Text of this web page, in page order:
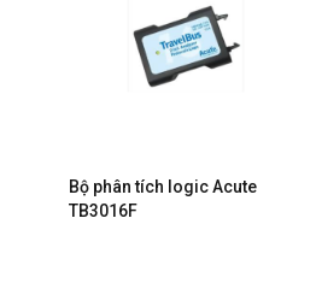
Bộ phân tích logic Acute
TB3016F